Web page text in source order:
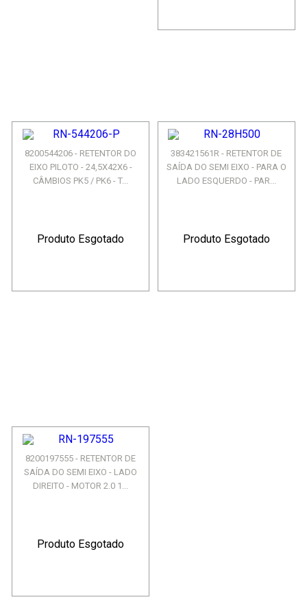
8200544206 - RETENTOR DO
EIXO PILOTO - 24,5X42X6 -
CÂMBIOS PK5 / PK6 - T...
Produto Esgotado
383421561R - RETENTOR DE
SAÍDA DO SEMI EIXO - PARA O
LADO ESQUERDO - PAR...
Produto Esgotado
8200197555 - RETENTOR DE
SAÍDA DO SEMI EIXO - LADO
DIREITO - MOTOR 2.0 1...
Produto Esgotado